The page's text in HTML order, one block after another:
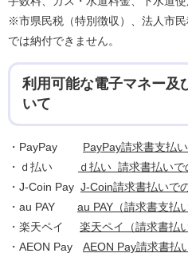
※市県民税（特別徴収）、法人市
では納付できません。
利用可能な電子マネー及
いて
・PayPay PayPay請求書支払
・ｄ払い
ｄ払い 請求書払いで
・J-Coin Pay J-Coin請求書払いで
・au PAY au PAY（請求書支払
・楽天ペイ 楽天ペイ（請求書払
・AEON Pay AEON Pay請求書払